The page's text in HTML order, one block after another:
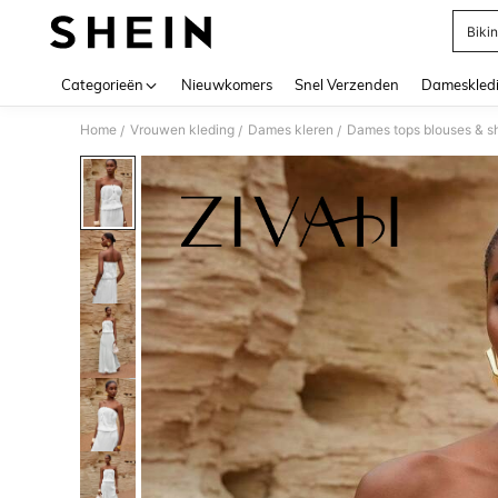
Categorieën Nieuwkomers Snel Verzenden
Home / Vrouwen kleding / Dames kleren / Dames tops blouses &